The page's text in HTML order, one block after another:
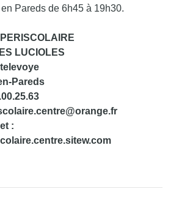
Pareds de 6h45 à 19h30.
LUCIOLES
Pareds
: